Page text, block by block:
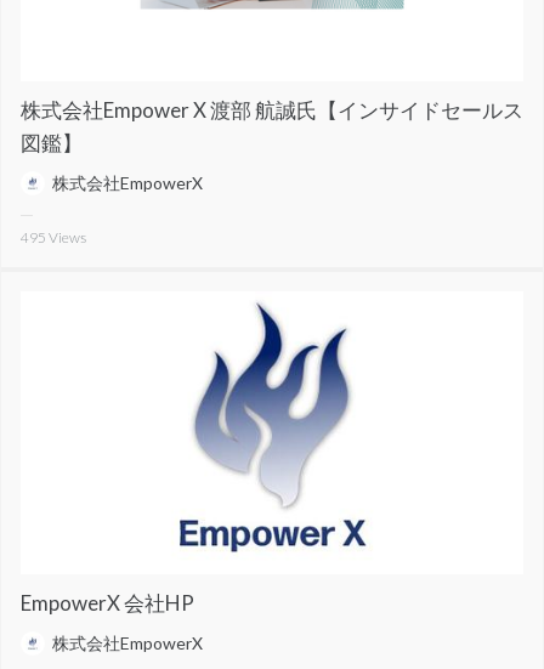
株式会社Empower X 渡部 航誠氏【インサイドセールス
図鑑】
株式会社EmpowerX
495 Views
EmpowerX 会社HP
株式会社EmpowerX